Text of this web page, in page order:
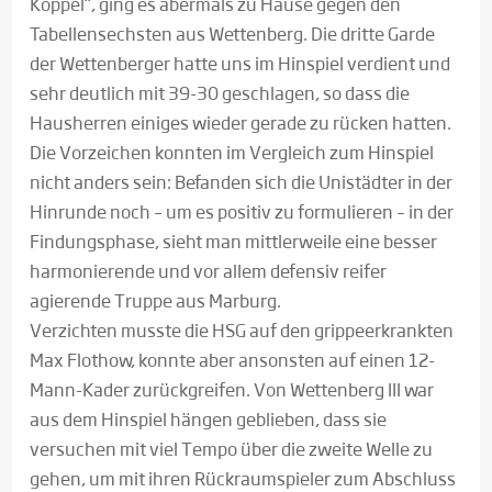
Tabellensechsten aus Wettenberg. Die dritte Garde
der Wettenberger hatte uns im Hinspiel verdient und
sehr deutlich mit 39-30 geschlagen, so dass die
Hausherren einiges wieder gerade zu rücken hatten.
Die Vorzeichen konnten im Vergleich zum Hinspiel
nicht anders sein: Befanden sich die Unistädter in der
Hinrunde noch – um es positiv zu formulieren – in der
Findungsphase, sieht man mittlerweile eine besser
harmonierende und vor allem defensiv reifer
agierende Truppe aus Marburg.
Verzichten musste die HSG auf den grippeerkrankten
Max Flothow, konnte aber ansonsten auf einen 12-
Mann-Kader zurückgreifen. Von Wettenberg III war
aus dem Hinspiel hängen geblieben, dass sie
versuchen mit viel Tempo über die zweite Welle zu
gehen, um mit ihren Rückraumspieler zum Abschluss